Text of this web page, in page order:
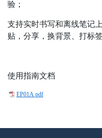
验；
支持实时书写和离线笔记
贴，分享，换背景、打标
使用指南文档
EP01A.pdf